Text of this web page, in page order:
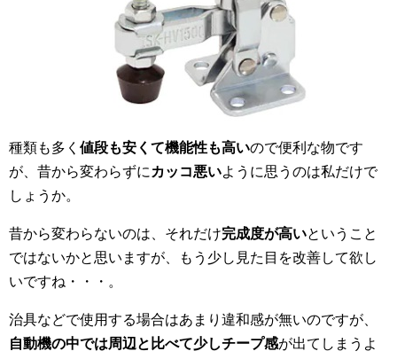
種類も多く 値段も安くて機能性も高いので便利な物です
が、昔から変わらずに カッコ悪いように思うのは私だけで
しょうか。
昔から変わらないのは、それだけ完成度が高いということ
ではないかと思いますが、もう少し見た目を改善して欲し
いですね・・・。
治具などで使用する場合はあまり違和感が無いのですが、
自動機の中では周辺と比べて少しチープ感が出てしまうよ